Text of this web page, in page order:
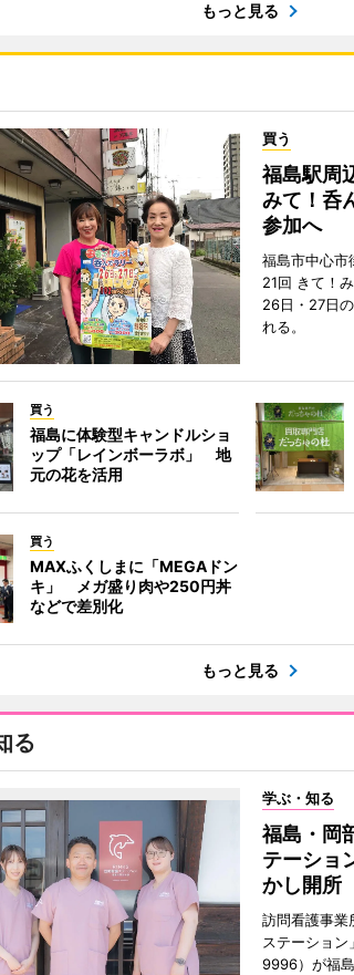
もっと見る
買う
福島駅周
みて！呑
参加へ
福島市中心市
21回 きて！
26日・27日
れる。
買う
福島に体験型キャンドルショ
ップ「レインボーラボ」 地
元の花を活用
買う
MAXふくしまに「MEGAドン
キ」 メガ盛り肉や250円丼
などで差別化
もっと見る
る
学ぶ・知る
福島・岡
テーショ
かし開所
訪問看護事業
ステーショ
9996）が福